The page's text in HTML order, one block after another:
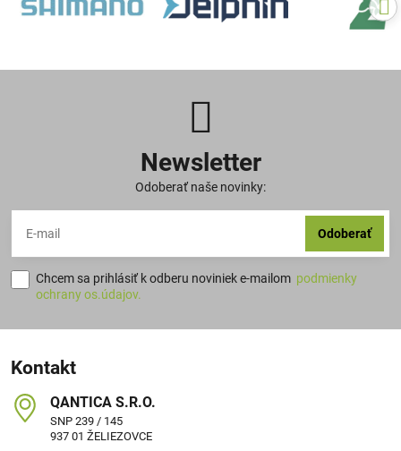
Newsletter
Odoberať naše novinky:
Odoberať
Chcem sa prihlásiť k odberu noviniek e-mailom podmienky
ochrany os.údajov.
Kontakt
QANTICA S​.R​.O​.
SNP 239 / 145
937 01 ŽELIEZOVCE